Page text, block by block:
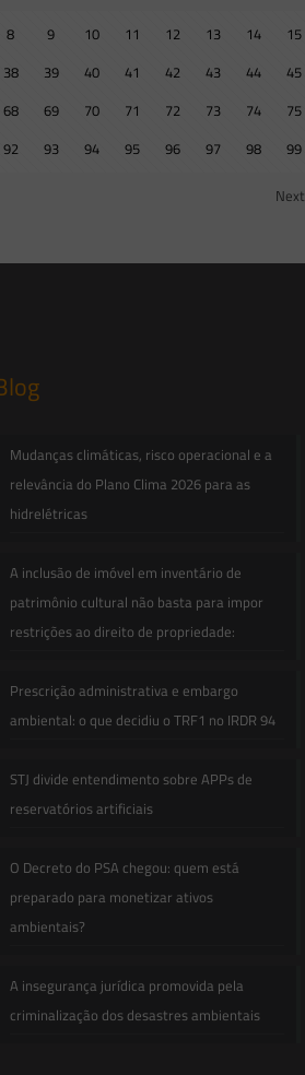
8 9 10 11 12 13 14 15
38 39 40 41 42 43 44 45
68 69 70 71 72 73 74 75
92 93 94 95 96 97 98 99
Mudanças climáticas, risco operacional e a
relevância do Plano Clima 2026 para as
hidrelétricas
A inclusão de imóvel em inventário de
patrimônio cultural não basta para impor
restrições ao direito de propriedade:
Prescrição administrativa e embargo
ambiental: o que decidiu o TRF1 no IRDR 94
STJ divide entendimento sobre APPs de
reservatórios artificiais
O Decreto do PSA chegou: quem está
preparado para monetizar ativos
ambientais?
A insegurança jurídica promovida pela
criminalização dos desastres ambientais